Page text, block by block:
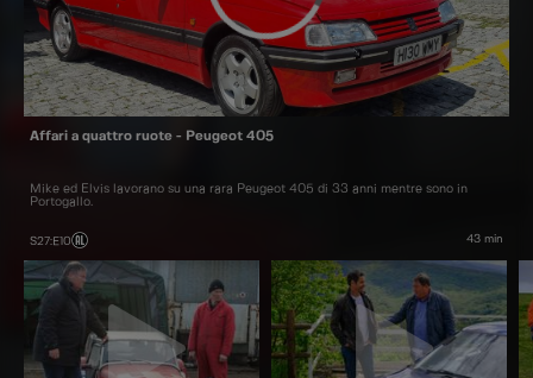
Affari a quattro ruote - Peugeot 405
Mike ed Elvis lavorano su una rara Peugeot 405 di 33 anni mentre sono in
Portogallo.
S27: E10 43 min